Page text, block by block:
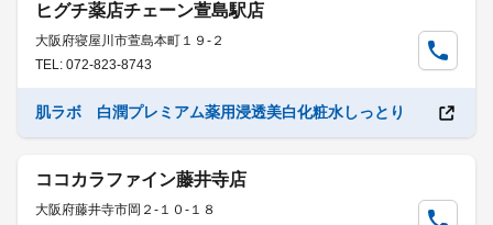
ヒグチ薬店チェーン萱島駅店
大阪府寝屋川市萱島本町１９-２
TEL: 072-823-8743
肌ラボ 白潤プレミアム薬用浸透美白化粧水しっとり
ココカラファイン藤井寺店
大阪府藤井寺市岡２-１０-１８